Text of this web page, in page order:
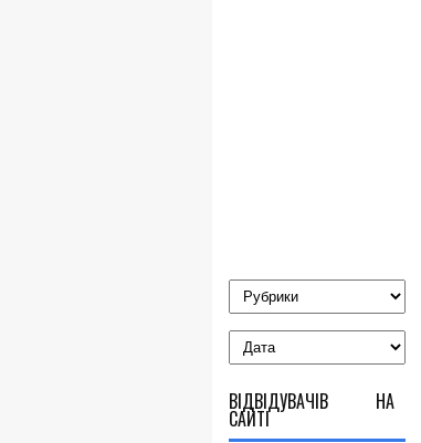
ВІДВІДУВАЧІВ НА
САЙТІ